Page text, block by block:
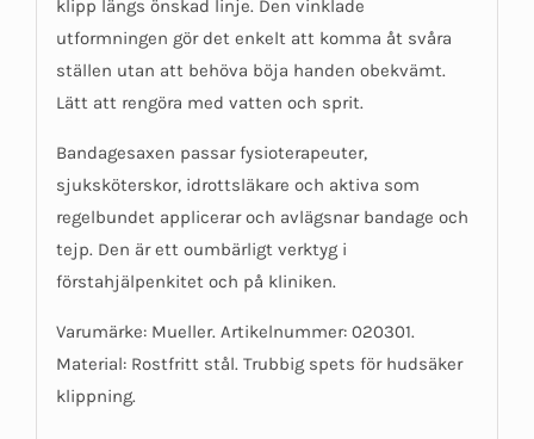
klipp längs önskad linje. Den vinklade
utformningen gör det enkelt att komma åt svåra
ställen utan att behöva böja handen obekvämt.
Lätt att rengöra med vatten och sprit.
Bandagesaxen passar fysioterapeuter,
sjuksköterskor, idrottsläkare och aktiva som
regelbundet applicerar och avlägsnar bandage och
tejp. Den är ett oumbärligt verktyg i
förstahjälpenkitet och på kliniken.
Varumärke: Mueller. Artikelnummer: 020301.
Material: Rostfritt stål. Trubbig spets för hudsäker
klippning.